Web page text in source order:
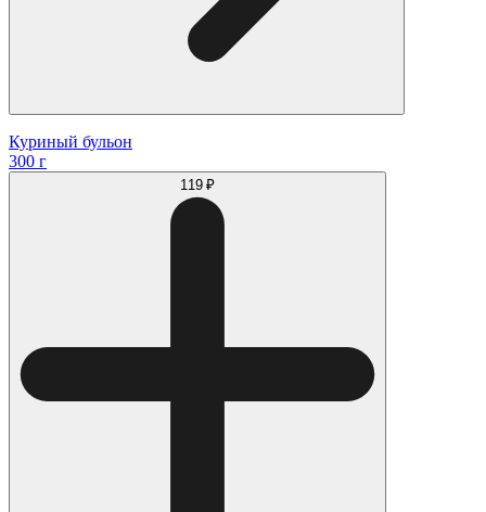
Куриный бульон
300 г
119 ₽